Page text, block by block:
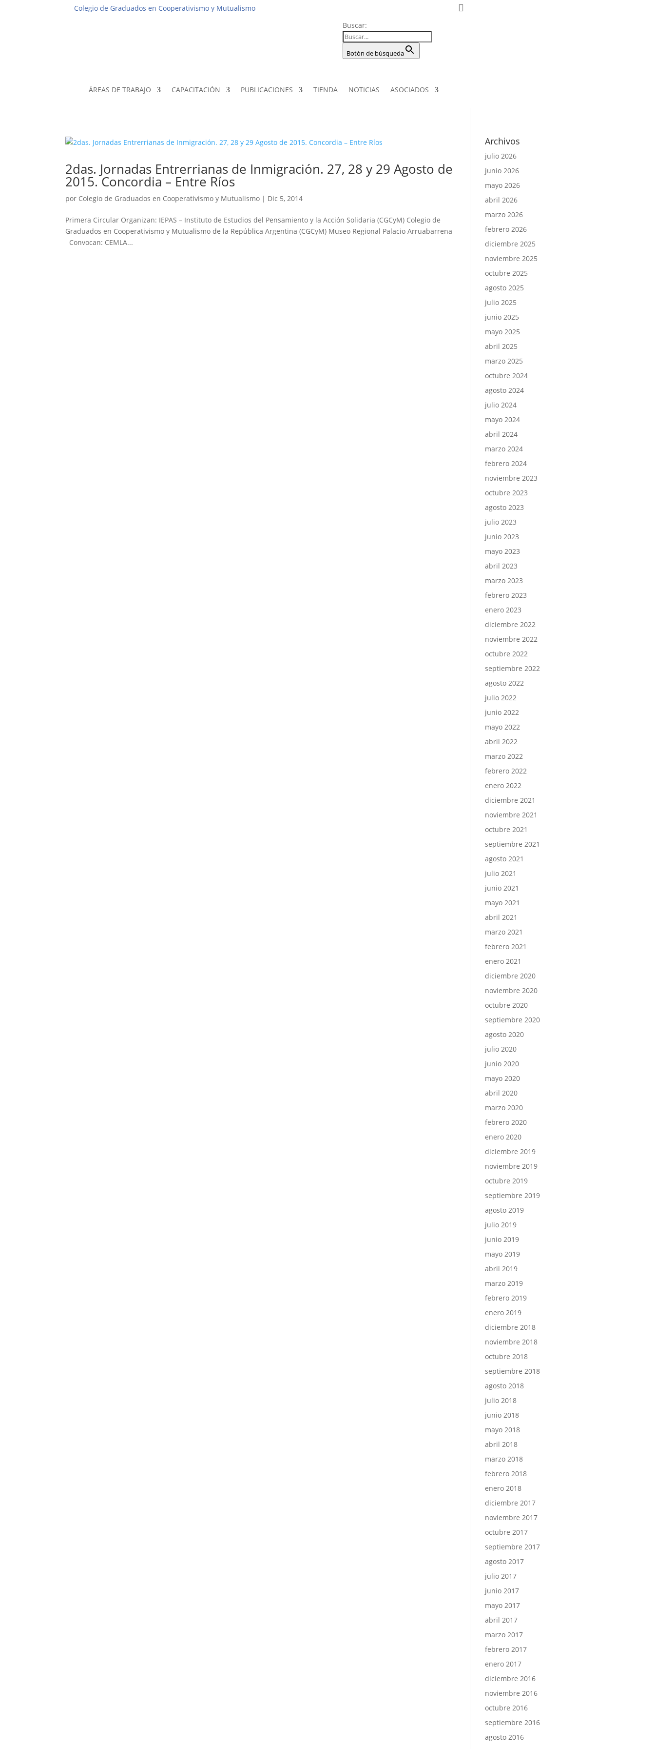
Colegio de Graduados en Cooperativismo y Mutualismo
Buscar:
Botón de búsqueda
ÁREAS DE TRABAJO CAPACITACIÓN PUBLICACIONES TIENDA NOTICIAS ASOCIADOS
2das. Jornadas Entrerrianas de Inmigración. 27, 28 y 29 Agosto de
2015. Concordia – Entre Ríos
por Colegio de Graduados en Cooperativismo y Mutualismo | Dic 5, 2014
Primera Circular Organizan: IEPAS – Instituto de Estudios del Pensamiento y la Acción Solidaria (CGCyM) Colegio de
Graduados en Cooperativismo y Mutualismo de la República Argentina (CGCyM) Museo Regional Palacio Arruabarrena
Convocan: CEMLA...
Archivos
julio 2026
junio 2026
mayo 2026
abril 2026
marzo 2026
febrero 2026
diciembre 2025
noviembre 2025
octubre 2025
agosto 2025
julio 2025
junio 2025
mayo 2025
abril 2025
marzo 2025
octubre 2024
agosto 2024
julio 2024
mayo 2024
abril 2024
marzo 2024
febrero 2024
noviembre 2023
octubre 2023
agosto 2023
julio 2023
junio 2023
mayo 2023
abril 2023
marzo 2023
febrero 2023
enero 2023
diciembre 2022
noviembre 2022
octubre 2022
septiembre 2022
agosto 2022
julio 2022
junio 2022
mayo 2022
abril 2022
marzo 2022
febrero 2022
enero 2022
diciembre 2021
noviembre 2021
octubre 2021
septiembre 2021
agosto 2021
julio 2021
junio 2021
mayo 2021
abril 2021
marzo 2021
febrero 2021
enero 2021
diciembre 2020
noviembre 2020
octubre 2020
septiembre 2020
agosto 2020
julio 2020
junio 2020
mayo 2020
abril 2020
marzo 2020
febrero 2020
enero 2020
diciembre 2019
noviembre 2019
octubre 2019
septiembre 2019
agosto 2019
julio 2019
junio 2019
mayo 2019
abril 2019
marzo 2019
febrero 2019
enero 2019
diciembre 2018
noviembre 2018
octubre 2018
septiembre 2018
agosto 2018
julio 2018
junio 2018
mayo 2018
abril 2018
marzo 2018
febrero 2018
enero 2018
diciembre 2017
noviembre 2017
octubre 2017
septiembre 2017
agosto 2017
julio 2017
junio 2017
mayo 2017
abril 2017
marzo 2017
febrero 2017
enero 2017
diciembre 2016
noviembre 2016
octubre 2016
septiembre 2016
agosto 2016